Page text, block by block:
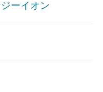
ーイオン